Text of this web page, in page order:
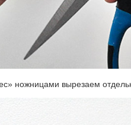
ножницами вырезаем